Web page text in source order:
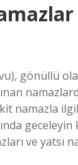
gönüllü
namazla
geceleyin
ve yatsı